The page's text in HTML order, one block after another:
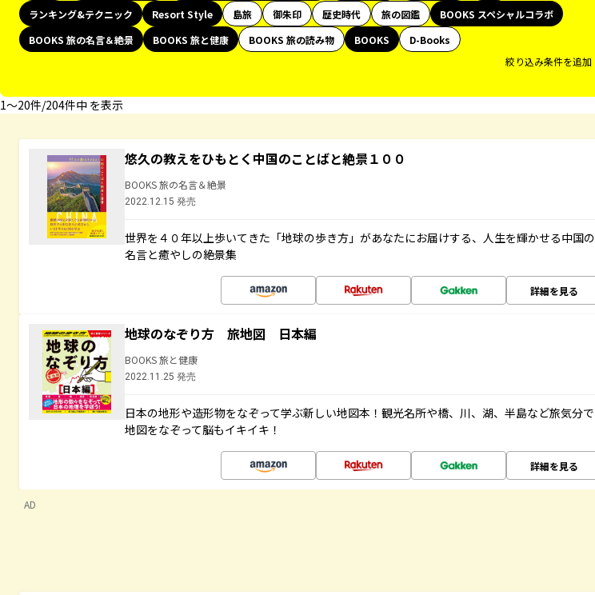
ランキング&テクニック
Resort Style 島旅 御朱印 歴史時代 旅の図鑑
BOOKS スペシャルコラボ
BOOKS 旅の名言＆絶景
BOOKS 旅と健康 BOOKS 旅の読み物 BOOKS
D-Books
絞り込み条件を追加
1〜20件/204件中 を表示
悠久の教えをひもとく中国のことばと絶景１００
BOOKS 旅の名言＆絶景
2022.12.15 発売
世界を４０年以上歩いてきた「地球の歩き方」があなたにお届けする、人生を輝かせる中国の
名言と癒やしの絶景集
詳細を見る
地球のなぞり方 旅地図 日本編
BOOKS 旅と健康
2022.11.25 発売
日本の地形や造形物をなぞって学ぶ新しい地図本！観光名所や橋、川、湖、半島など旅気分で
地図をなぞって脳もイキイキ！
詳細を見る
AD